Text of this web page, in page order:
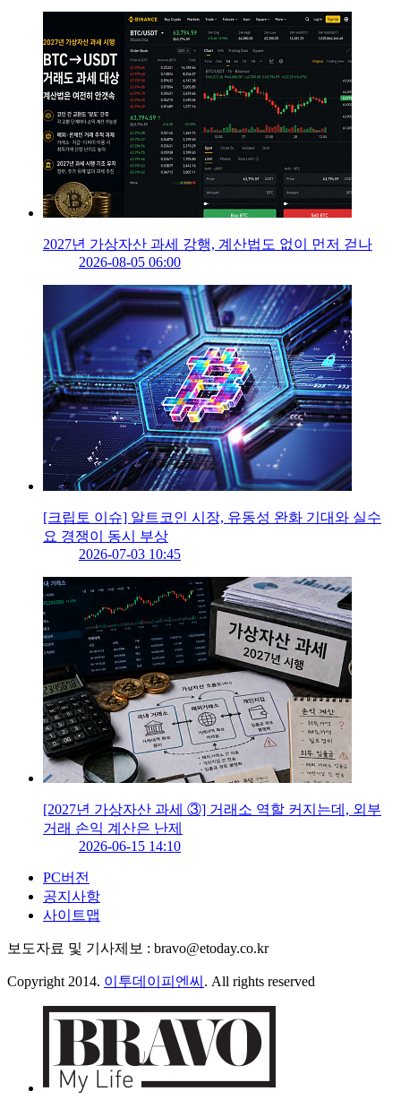
2027년 가상자산 과세 강행, 계산법도 없이 먼저 걷나
2026-08-05 06:00
[크립토 이슈] 알트코인 시장, 유동성 완화 기대와 실수
요 경쟁이 동시 부상
2026-07-03 10:45
[2027년 가상자산 과세 ③] 거래소 역할 커지는데, 외부
거래 손익 계산은 난제
2026-06-15 14:10
PC버전
공지사항
사이트맵
보도자료 및 기사제보 : bravo@etoday.co.kr
Copyright 2014. 이투데이피엔씨 . All rights reserved